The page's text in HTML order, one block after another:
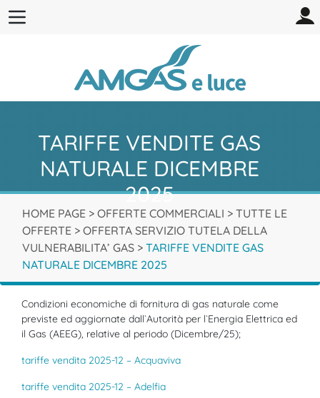
TARIFFE VENDITE GAS
NATURALE DICEMBRE
2025
HOME PAGE > OFFERTE COMMERCIALI > TUTTE LE
OFFERTE > OFFERTA SERVIZIO TUTELA DELLA
VULNERABILITA’ GAS > TARIFFE VENDITE GAS
NATURALE DICEMBRE 2025
Condizioni economiche di fornitura di gas naturale come
previste ed aggiornate dall`Autorità per l`Energia Elettrica ed
il Gas (AEEG), relative al periodo (Dicembre/25);
tariffe vendita 2025-12 – Acquaviva
tariffe vendita 2025-12 – Adelfia